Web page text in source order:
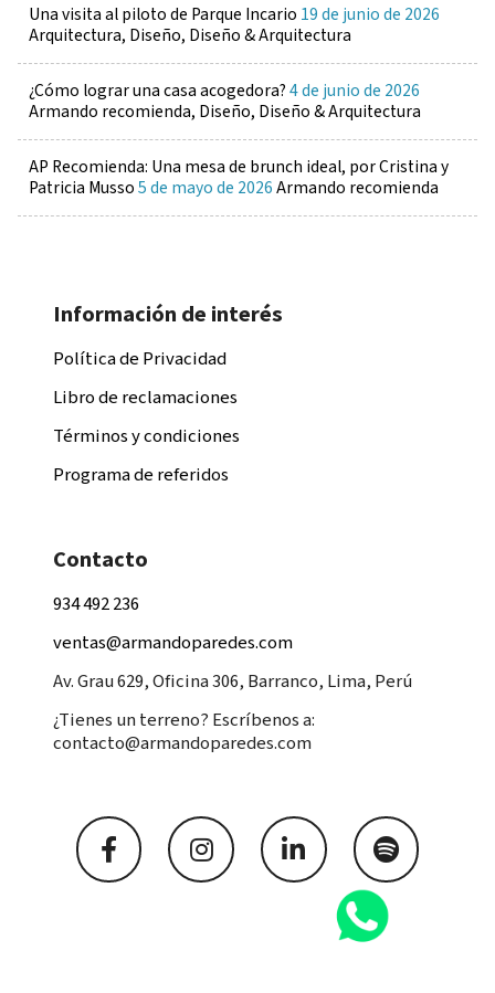
Una visita al piloto de Parque Incario 19 de junio de 2026
Arquitectura, Diseño, Diseño & Arquitectura
¿Cómo lograr una casa acogedora?4 de junio de 2026
Armando recomienda, Diseño, Diseño & Arquitectura
AP Recomienda: Una mesa de brunch ideal, por Cristina y
Patricia Musso5 de mayo de 2026Armando recomienda
Información de interés
Política de Privacidad
Libro de reclamaciones
Términos y condiciones
Programa de referidos
Contacto
934 492 236
ventas@armandoparedes.com
Av. Grau 629, Oficina 306, Barranco, Lima, Perú
¿Tienes un terreno? Escríbenos a:
contacto@armandoparedes.com